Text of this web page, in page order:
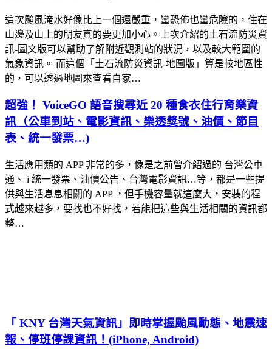
這次颱風淹水好像比上一個還嚴重，蠻恐佈也蠻危險的，住在
山邊及山上的朋友真的要更加小心。上次介紹的土石流防災資
訊-圖文版可以幫助了解附近觀測站的狀況，以及較大範圍的
氣象資訊。 而這個「土石流防災資訊-地圖版」算是較地區性
的，可以透過地圖來查看自家…
超強！ VoiceGO 語音搜尋近 20 種食衣住行育樂資
訊（公車到站、電影資訊、樂透獎號、油價、節目
表、統一發票…)
生活應用類的 APP 非常的多，像是之前曾介紹過的 台灣公車
通、 i 統一發票、油價公告、台灣電影資訊…等，都是一些提
供與生活息息相關的 APP ，但手機容量就這麼大，安裝的程
式越來越多，要找也不好找，若能把這些與生活相關的資訊都
整…
「 KNY 台灣天氣資訊」即時掌握颱風動態、地震速
報、停班停課資訊！(iPhone, Android)